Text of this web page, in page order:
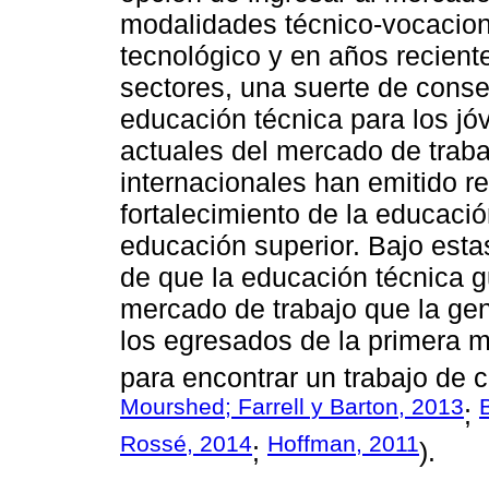
modalidades técnico-
tecnológico y en años
sectores, una suerte de
educación técnica para los
actuales del mercado de
internacionales han emitido
fortalecimiento de la
educación superior. Bajo
de que la educación técnica
mercado de trabajo que la
los egresados de la primera
para encontrar un trabajo de
Mourshed; Farrell y Barton, 2013;
Rossé, 2014; Hoffman, 2011).